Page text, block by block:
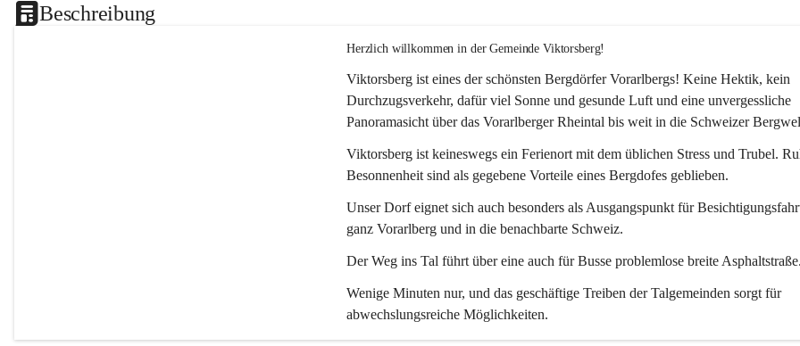
Beschreibung
Herzlich willkommen in der Gemeinde Viktorsberg!
Viktorsberg ist eines der schönsten Bergdörfer Vorarlbergs! Keine Hektik, kein
Durchzugsverkehr, dafür viel Sonne und gesunde Luft und eine unvergessliche
Panoramasicht über das Vorarlberger Rheintal bis weit in die Schweizer
Viktorsberg ist keineswegs ein Ferienort mit dem üblichen Stress und Trubel.
Besonnenheit sind als gegebene Vorteile eines Bergdofes geblieben.
Unser Dorf eignet sich auch besonders als Ausgangspunkt für
ganz Vorarlberg und in die benachbarte Schweiz.
Der Weg ins Tal führt über eine auch für Busse problemlose breite
Wenige Minuten nur, und das geschäftige Treiben der Talgemeinden sorgt für
abwechslungsreiche Möglichkeiten.